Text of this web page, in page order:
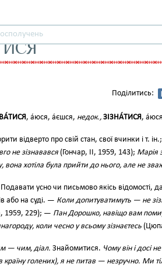
Поділитись:
, а́юся, а́єшся, недок., ЗІЗНА́ТИСЯ,
відверто про свій стан, свої вчинки і т.
не зізнавався (Гончар, II, 1959, 143); Марія
вона хотіла була прийти до нього, але не
Подавати усно чи письмово якісь відомості,
або на суді. — Коли допитуватимуть — не
1959, 229); — Пан Дорошко, навіщо вам
коли чесно у всьому зізнаєтесь
— чим, діал. Знайомитися. Чому він і досі
країну голених), я не питав — незручно. Ми